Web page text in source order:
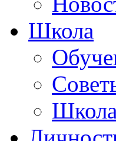
Школа
Школа